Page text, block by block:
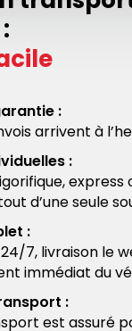
:
arrivent à
:
express
d’une seule
:
7, livraison le
immédiat du
:
est assuré